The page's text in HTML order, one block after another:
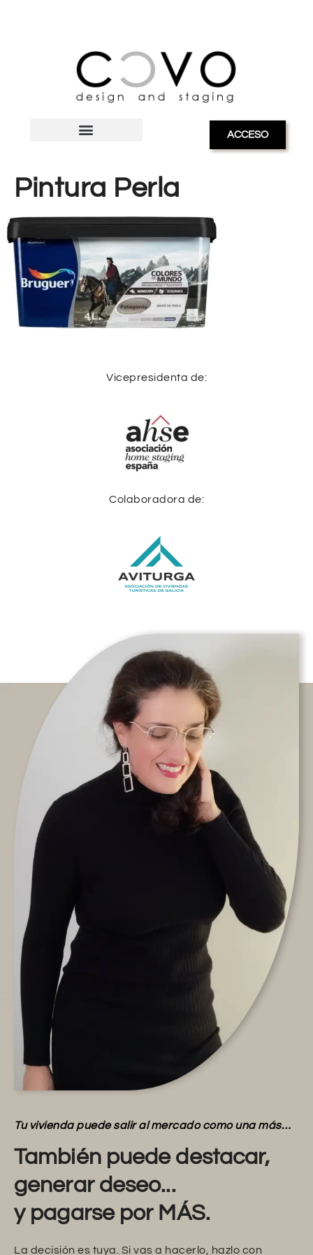
ACCESO
Pintura Perla
Vicepresidenta de:
Colaboradora de:
Tu vivienda puede salir al mercado como una más…
También puede destacar,
generar deseo...
y pagarse por MÁS.
La decisión es tuya. Si vas a hacerlo, hazlo con